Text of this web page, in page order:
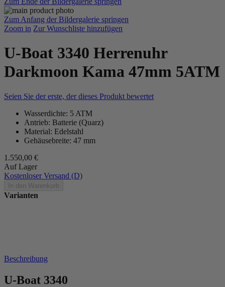
Zum Anfang der Bildergalerie springen
Zoom in Zur Wunschliste hinzufügen
U-Boat 3340 Herrenuhr
Darkmoon Kama 47mm 5ATM
Seien Sie der erste, der dieses Produkt bewertet
Wasserdichte: 5 ATM
Antrieb: Batterie (Quarz)
Material: Edelstahl
Gehäusebreite: 47 mm
1.550,00 €
Auf Lager
Kostenloser Versand (D)
In den Warenkorb
Varianten
Beschreibung
U-Boat 3340